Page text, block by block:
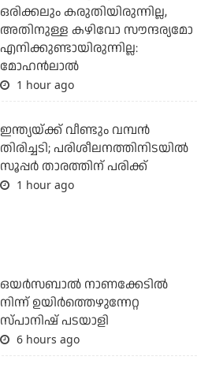
ഒരിക്കലും കരുതിയിരുന്നില്ല,
അതിനുള്ള കഴിവോ സൗന്ദര്യമോ
എനിക്കുണ്ടായിരുന്നില്ല:
മോഹൻലാൽ
1 hour ago
ഇന്ത്യയ്ക്ക് വീണ്ടും വമ്പന്‍
തിരിച്ചടി; പരിശീലനത്തിനിടയില്‍
സൂപ്പര്‍ താരത്തിന് പരിക്ക്
1 hour ago
ഒയര്‍സബാൽ നാണക്കേടിൽ
നിന്ന് ഉയിർത്തെഴുന്നേറ്റ
സ്പാനിഷ് പടയാളി
6 hours ago